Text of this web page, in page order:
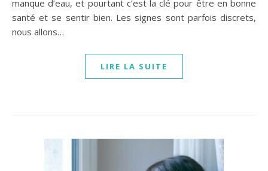
manque d’eau, et pourtant c’est la clé pour être en bonne
santé et se sentir bien. Les signes sont parfois discrets,
nous allons…
LIRE LA SUITE